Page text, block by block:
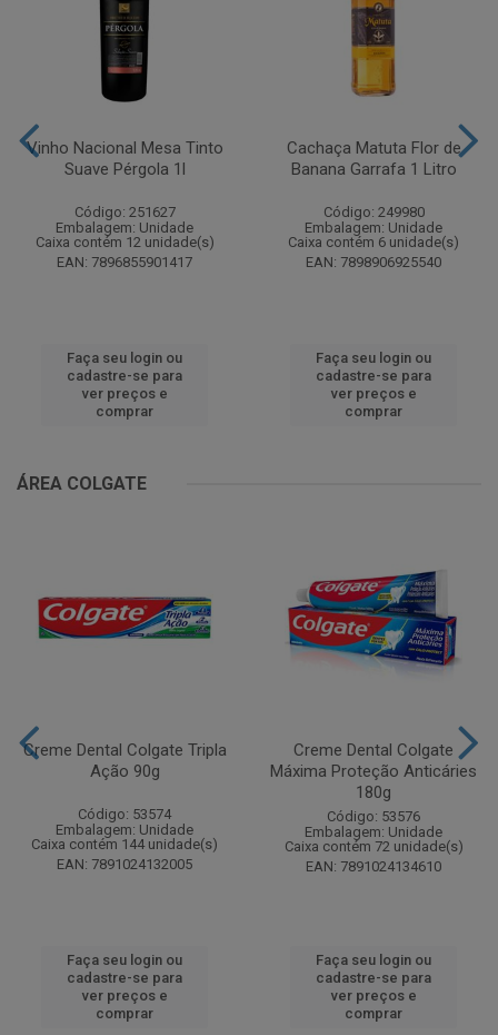
Vinho Nacional Mesa Tinto
Suave Pérgola 1l
Código: 251627
Embalagem: Unidade
Caixa contém 12 unidade(s)
EAN: 7896855901417
Faça seu login ou
cadastre-se para
ver preços e
comprar
Cachaça Matuta Flor de
Banana Garrafa 1 Litro
Código: 249980
Embalagem: Unidade
Caixa contém 6 unidade(s)
EAN: 7898906925540
Faça seu login ou
cadastre-se para
ver preços e
comprar
ÁREA COLGATE
Creme Dental Colgate Tripla
Ação 90g
Código: 53574
Embalagem: Unidade
Caixa contém 144 unidade(s)
EAN: 7891024132005
Faça seu login ou
cadastre-se para
ver preços e
comprar
Creme Dental Colgate
Máxima Proteção Anticáries
180g
Código: 53576
Embalagem: Unidade
Caixa contém 72 unidade(s)
EAN: 7891024134610
Faça seu login ou
cadastre-se para
ver preços e
comprar